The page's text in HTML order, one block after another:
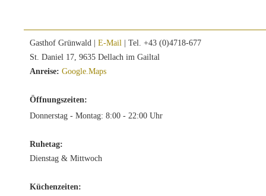
Gasthof Grünwald | E-Mail | Tel. +43 (0)4718-677
St. Daniel 17, 9635 Dellach im Gailtal
Anreise: Google.Maps
Öffnungszeiten:
Donnerstag - Montag: 8:00 - 22:00 Uhr
Ruhetag:
Dienstag & Mittwoch
Küchenzeiten: